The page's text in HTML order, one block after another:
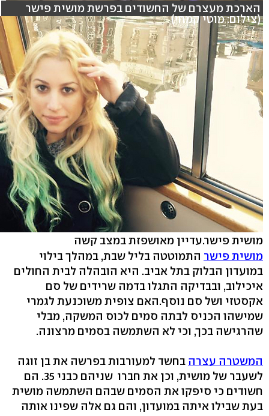
הארכת מעצרם של החשודים בפרשת מושית פישר
(צילום: מוטי קמחי)
מושית פישר.עדיין מאושפזת במצב קשה
מושית פישר התמוטטה בליל שבת, במהלך בילוי
במועדון הבלוק בתל אביב. היא הובהלה לבית החולים
איכילוב, ובבדיקה התגלו בדמה שרידים של סם
אקסטזי ושל סם נוסף.האם צופית משוכנעת לגמרי
שמישהו הכניס לבתה סמים לכוס המשקה, מבלי
שהרגישה בכך, וכי לא השתמשה בסמים מרצונה.
המשטרה עצרה בחשד למעורבות בפרשה את בן זוגה
לשעבר של מושית, וכן את חברו שניהם כבני ‭.35‬ הם
חשודים כי סיפקו את הסמים שבהם השתמשה מושית
בעת שבילו איתה במועדון, והם גם אלה שפינו אותה